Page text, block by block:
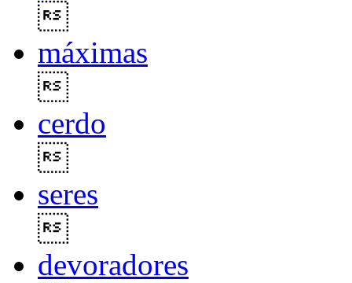
máximas
cerdo
seres
devoradores